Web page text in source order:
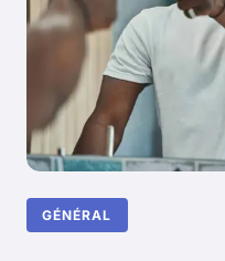
GÉNÉRAL